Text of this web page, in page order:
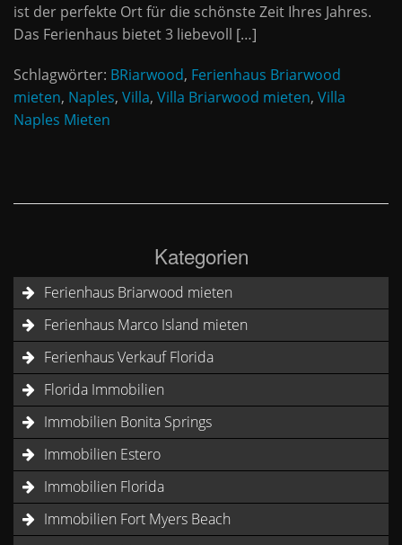
ist der perfekte Ort für die schönste Zeit Ihres Jahres.
Das Ferienhaus bietet 3 liebevoll […]
Schlagwörter: BRiarwood, Ferienhaus Briarwood
mieten, Naples, Villa, Villa Briarwood mieten, Villa
Naples Mieten
Kategorien
Ferienhaus Briarwood mieten
Ferienhaus Marco Island mieten
Ferienhaus Verkauf Florida
Florida Immobilien
Immobilien Bonita Springs
Immobilien Estero
Immobilien Florida
Immobilien Fort Myers Beach